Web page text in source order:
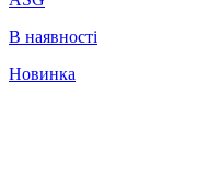
В наявності
Новинка